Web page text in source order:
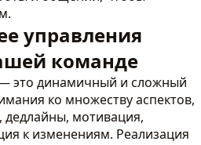
управления
команде
это динамичный и сложный
ко множеству аспектов,
дедлайны, мотивация,
к изменениям. Реализация